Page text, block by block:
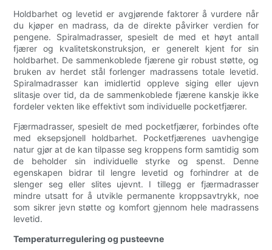
Holdbarhet og levetid er avgjørende faktorer å vurdere når
du kjøper en madrass, da de direkte påvirker verdien for
pengene. Spiralmadrasser, spesielt de med et høyt antall
fjærer og kvalitetskonstruksjon, er generelt kjent for sin
holdbarhet. De sammenkoblede fjærene gir robust støtte, og
bruken av herdet stål forlenger madrassens totale levetid.
Spiralmadrasser kan imidlertid oppleve siging eller ujevn
slitasje over tid, da de sammenkoblede fjærene kanskje ikke
fordeler vekten like effektivt som individuelle pocketfjærer.
Fjærmadrasser, spesielt de med pocketfjærer, forbindes ofte
med eksepsjonell holdbarhet. Pocketfjærenes uavhengige
natur gjør at de kan tilpasse seg kroppens form samtidig som
de beholder sin individuelle styrke og spenst. Denne
egenskapen bidrar til lengre levetid og forhindrer at de
slenger seg eller slites ujevnt. I tillegg er fjærmadrasser
mindre utsatt for å utvikle permanente kroppsavtrykk, noe
som sikrer jevn støtte og komfort gjennom hele madrassens
levetid.
Temperaturregulering og pusteevne